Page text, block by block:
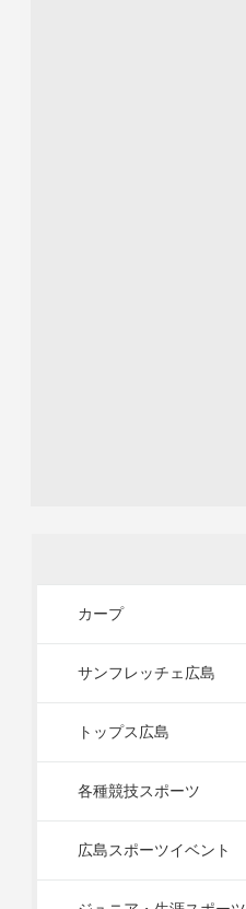
カープ
サンフレッチェ広島
トップス広島
各種競技スポーツ
広島スポーツイベント